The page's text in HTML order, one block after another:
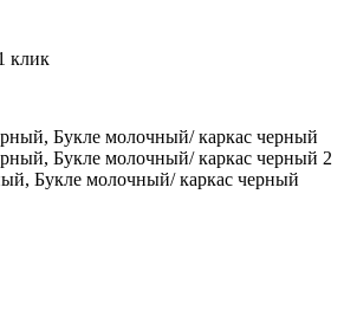
клик
Букле молочный/ каркас черный